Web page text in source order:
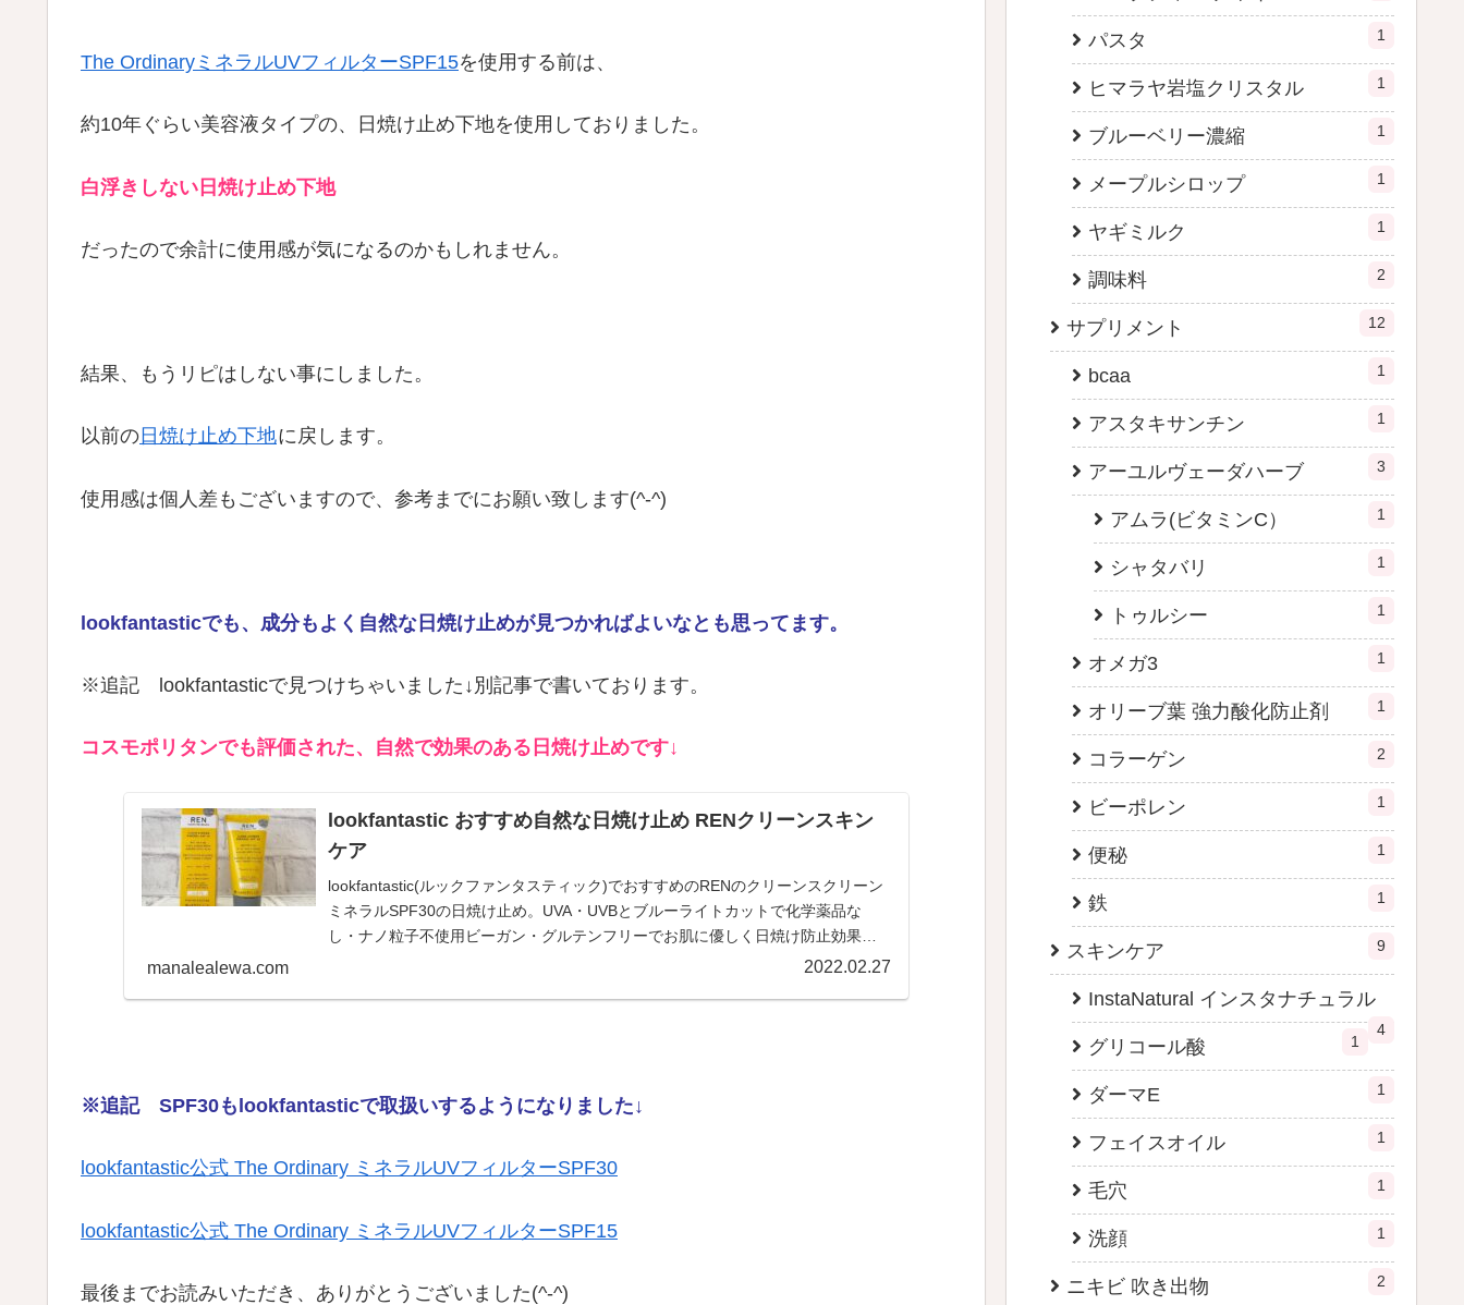
The OrdinaryミネラルUVフィルターSPF15を使用する前は、
約10年ぐらい美容液タイプの、日焼け止め下地を使用しておりました。
白浮きしない日焼け止め下地
だったので余計に使用感が気になるのかもしれません。
結果、もうリピはしない事にしました。
以前の 日焼け止め下地に戻します。
使用感は個人差もございますので、参考までにお願い致します(^-^)
lookfantasticでも、成分もよく自然な日焼け止めが見つかればよいなとも思ってます。
※追記 lookfantasticで見つけちゃいました↓別記事で書いております。
コスモポリタンでも評価された、自然で効果のある日焼け止めです↓
lookfantastic おすすめ自然な日焼け止め RENクリーンスキン
ケア
lookfantastic(ルックファンタスティック)でおすすめのRENのクリーンスクリーン
ミネラルSPF30の日焼け止め。UVA・UVBとブルーライトカットで化学薬品な
し・ナノ粒子不使用ビーガン・グルテンフリーでお肌に優しく日焼け防止効果も
高く子供にも使用可能です。白浮きも気にならずすごく良いです。Mana(マナ)の
manalealewa.com 2022.02.27
※追記 SPF30もlookfantasticで取扱いするようになりました↓
lookfantastic公式 The Ordinary ミネラルUVフィルターSPF30
lookfantastic公式 The Ordinary ミネラルUVフィルターSPF15
最後までお読みいただき、ありがとうございました(^-^)
パスタ 1
ヒマラヤ岩塩クリスタル 1
ブルーベリー濃縮 1
メープルシロップ 1
ヤギミルク 1
調味料 2
サプリメント 12
bcaa 1
アスタキサンチン 1
アーユルヴェーダハーブ 3
アムラ(ビタミンC） 1
シャタバリ 1
トゥルシー 1
オメガ3 1
オリーブ葉 強力酸化防止剤 1
コラーゲン 2
ビーポレン 1
便秘 1
鉄 1
スキンケア 9
InstaNatural インスタナチュラル
4
グリコール酸 1
ダーマE 1
フェイスオイル 1
毛穴 1
洗顔 1
ニキビ 吹き出物 2